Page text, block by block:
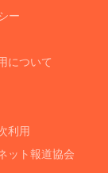
ー
について
利用
ット報道協会